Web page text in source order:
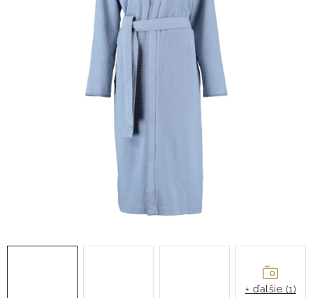
Doprava
Obchodné podmienky
Podmienky ochrany osobných údajov
Reklamačný poriadok
Vrátenie tovaru
+ ďalšie (1)